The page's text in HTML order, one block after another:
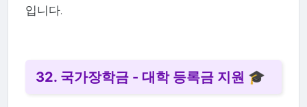
입니다.
32. 국가장학금 - 대학 등록금 지원 🎓